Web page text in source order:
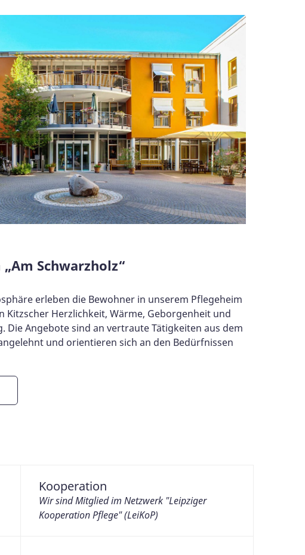
Schwarzholz“
erleben die Bewohner in unserem Pflegeheim
Kitzscher Herzlichkeit, Wärme, Geborgenheit und
Die Angebote sind an vertraute Tätigkeiten aus dem
und orientieren sich an den Bedürfnissen
Kooperation
Wir sind Mitglied im Netzwerk "Leipziger
Kooperation Pflege" (LeiKoP)